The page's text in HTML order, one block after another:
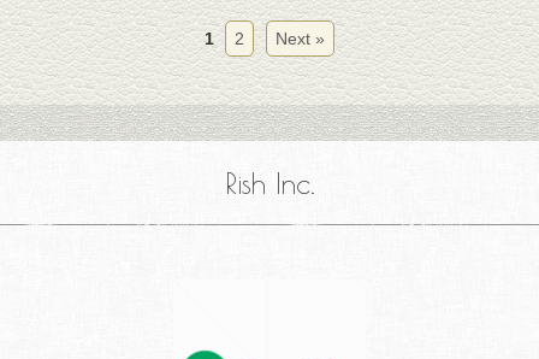
1 2 Next »
Rish Inc.